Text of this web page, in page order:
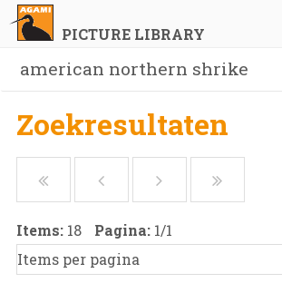
PICTURE LIBRARY
Zoekresultaten
Items: 18 Pagina: 1/1